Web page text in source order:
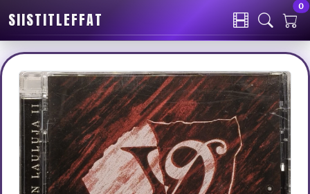
SIISTITLEFFAT
0